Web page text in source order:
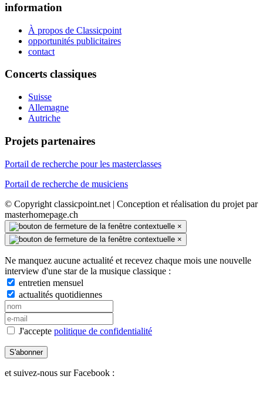
information
À propos de Classicpoint
opportunités publicitaires
contact
Concerts classiques
Suisse
Allemagne
Autriche
Projets partenaires
Portail de recherche pour les masterclasses
Portail de recherche de musiciens
© Copyright classicpoint.net | Conception et réalisation du projet par
masterhomepage.ch
×
×
Ne manquez aucune actualité et recevez chaque mois une nouvelle
interview d'une star de la musique classique :
entretien mensuel
actualités quotidiennes
J'accepte politique de confidentialité
S'abonner
et suivez-nous sur Facebook :